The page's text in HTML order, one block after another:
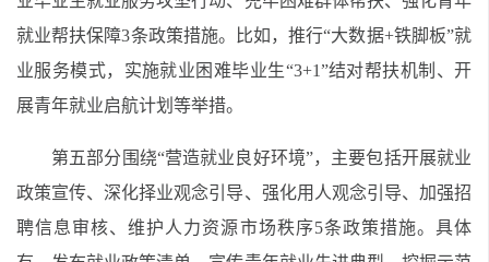
就业帮扶保障3条政策措施。比如，推行“大数据+铁脚板”就
业服务模式，实施就业困难毕业生“3+1”结对帮扶机制、开
展青年就业启航计划等举措。
第五部分围绕“营造就业良好环境”，主要包括开展就业
政策宣传、深化择业观念引导、强化用人观念引导、加强招
聘信息审核、维护人力资源市场秩序5条政策措施。具体